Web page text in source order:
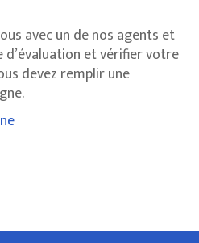
avec un de nos agents et
d’évaluation et vérifier votre
devez remplir une